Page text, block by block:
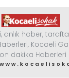
anlık haber,
Kocaeli
dakika Haberleri